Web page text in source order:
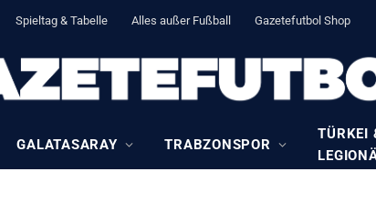
Spieltag & Tabelle Alles außer Fußball Gazetefutbol Shop
GALATASARAY TRABZONSPOR
TÜRKEI